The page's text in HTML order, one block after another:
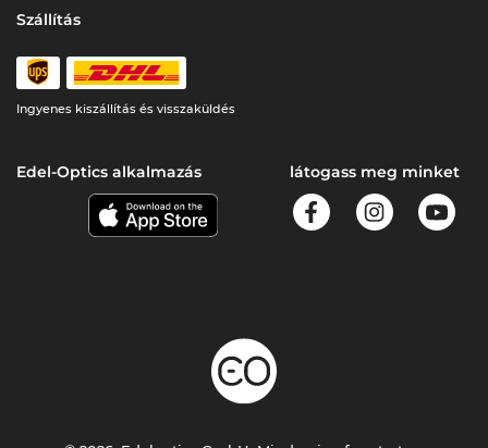
Szállítás
Ingyenes kiszállítás és visszaküldés
Edel-Optics alkalmazás látogass meg minket